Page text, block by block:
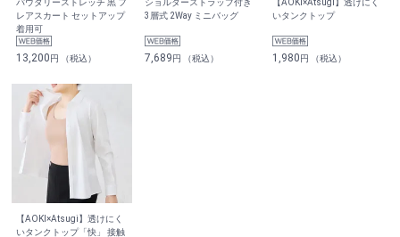
レアスカート セットアップ
着用可
13,200円 （税込）
3層式 2Way ミニバッグ
7,689円 （税込）
いタンクトップ
1,980円 （税込）
【AOKI×Atsugi】透けにく
いタンクトップ「快」 接触